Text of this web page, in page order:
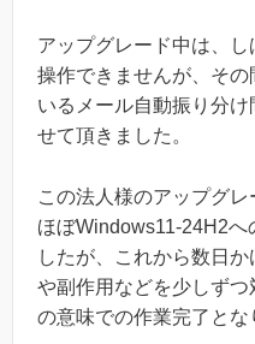
アップグレード中は、
操作できませんが、そ
いるメール自動振り分
せて頂きました。
この法人様のアップグ
ほぼWindows11-24H2へ
したが、これから数日
や副作用などを少しず
の意味での作業完了とな